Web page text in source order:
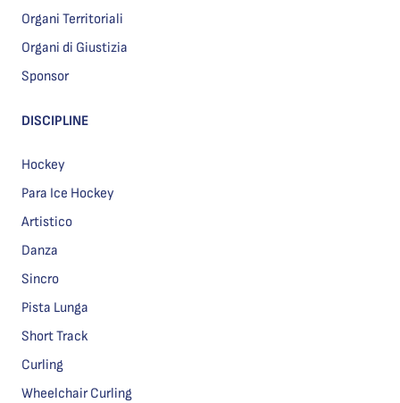
Organi Territoriali
Organi di Giustizia
Sponsor
DISCIPLINE
Hockey
Para Ice Hockey
Artistico
Danza
Sincro
Pista Lunga
Short Track
Curling
Wheelchair Curling